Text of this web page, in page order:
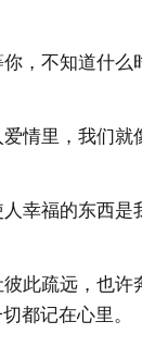
不知道什么
里，我们就
幸福的东西
此疏远，也许
都记在心里。